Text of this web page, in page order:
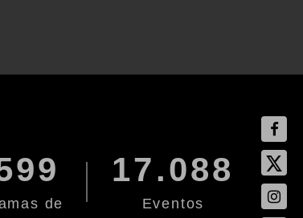
de
17.088
Eventos